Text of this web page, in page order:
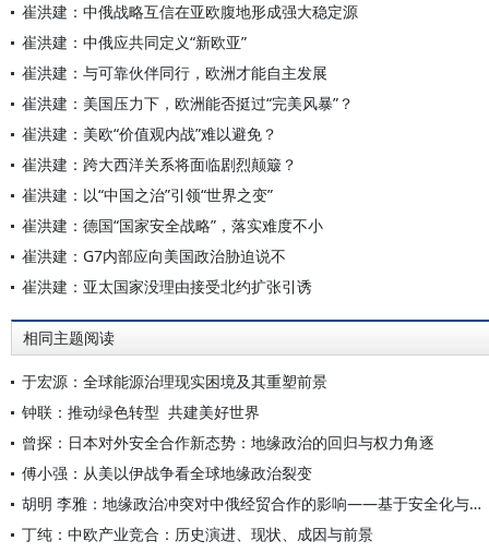
崔洪建：中俄战略互信在亚欧腹地形成强大稳定源
崔洪建：中俄应共同定义“新欧亚”
崔洪建：与可靠伙伴同行，欧洲才能自主发展
崔洪建：美国压力下，欧洲能否挺过“完美风暴”？
崔洪建：美欧“价值观内战”难以避免？
崔洪建：跨大西洋关系将面临剧烈颠簸？
崔洪建：以“中国之治”引领“世界之变”
崔洪建：德国“国家安全战略”，落实难度不小
崔洪建：G7内部应向美国政治胁迫说不
崔洪建：亚太国家没理由接受北约扩张引诱
相同主题阅读
于宏源：全球能源治理现实困境及其重塑前景
钟联：推动绿色转型 共建美好世界
曾探：日本对外安全合作新态势：地缘政治的回归与权力角逐
傅小强：从美以伊战争看全球地缘政治裂变
胡明 李雅：地缘政治冲突对中俄经贸合作的影响——基于安全化与相互依赖理论的研究
丁纯：中欧产业竞合：历史演进、现状、成因与前景